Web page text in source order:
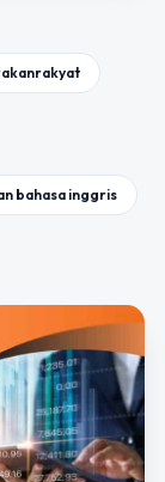
bahasa inggris